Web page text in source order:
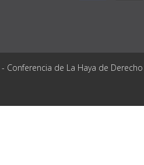
de La Haya de